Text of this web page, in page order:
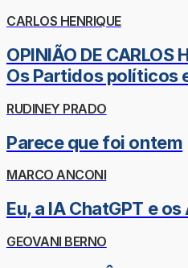
CARLOS HENRIQUE
OPINIÃO DE CARLOS
Os Partidos políticos
RUDINEY PRADO
Parece que foi ontem
MARCO ANCONI
Eu, a IA ChatGPT e
GEOVANI BERNO